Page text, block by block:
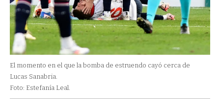
El momento en el que la bomba de estruendo cayó cerca de
Lucas Sanabria.
Foto: Estefanía Leal.